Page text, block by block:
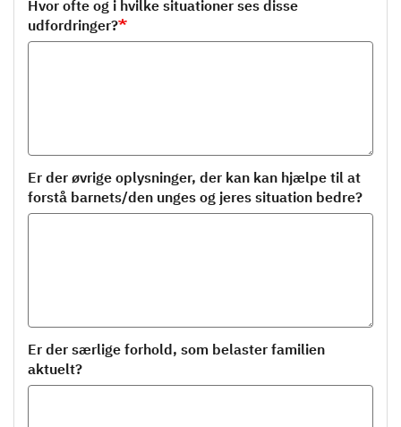
Hvor ofte og i hvilke situationer ses disse
udfordringer?
Er der øvrige oplysninger, der kan kan hjælpe til at
forstå barnets/den unges og jeres situation bedre?
Er der særlige forhold, som belaster familien
aktuelt?